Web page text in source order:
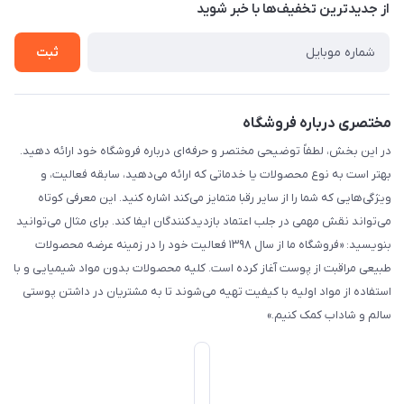
درباره ما
راهنما
از جدید‌ترین تخفیف‌ها با‌ خبر شوید
ثبت
مختصری درباره فروشگاه
در این بخش، لطفاً توضیحی مختصر و حرفه‌ای درباره فروشگاه خود ارائه دهید.
بهتر است به نوع محصولات یا خدماتی که ارائه می‌دهید، سابقه فعالیت، و
ویژگی‌هایی که شما را از سایر رقبا متمایز می‌کند اشاره کنید. این معرفی کوتاه
می‌تواند نقش مهمی در جلب اعتماد بازدیدکنندگان ایفا کند. برای مثال می‌توانید
بنویسید: «فروشگاه ما از سال ۱۳۹۸ فعالیت خود را در زمینه عرضه محصولات
طبیعی مراقبت از پوست آغاز کرده است. کلیه محصولات بدون مواد شیمیایی و با
استفاده از مواد اولیه با کیفیت تهیه می‌شوند تا به مشتریان در داشتن پوستی
سالم و شاداب کمک کنیم.»